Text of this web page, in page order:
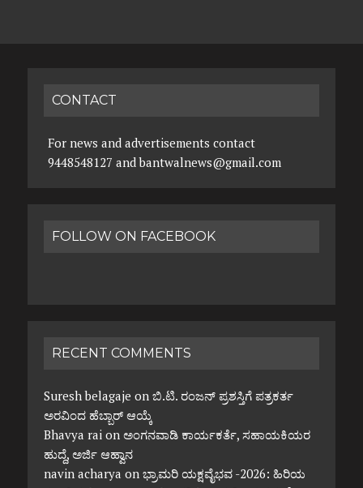
CONTACT
For news and advertisements contact
9448548127 and bantwalnews@gmail.com
FOLLOW ON FACEBOOK
RECENT COMMENTS
Suresh belagaje on ಬಿ.ಟಿ. ರಂಜನ್ ಪ್ರಶಸ್ತಿಗೆ ಪತ್ರಕರ್ತ
ಅರವಿಂದ ಹೆಬ್ಬಾರ್ ಆಯ್ಕೆ
Bhavya raion ಅಂಗನವಾಡಿ ಕಾರ್ಯಕರ್ತೆ, ಸಹಾಯಕಿಯರ
ಹುದ್ದೆ, ಅರ್ಜಿ ಆಹ್ವಾನ
navin acharya on ಭ್ರಾಮರಿ ಯಕ್ಷವೈಭವ -2026: ಹಿರಿಯ